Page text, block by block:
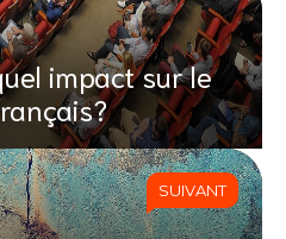
impact sur le
SUIVANT